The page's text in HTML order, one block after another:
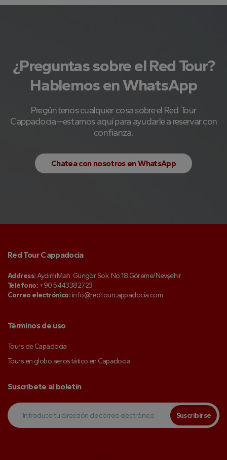
¿Preguntas sobre el Red Tour?
Hablemos en WhatsApp
Pregúntenos cualquier cosa sobre el Red Tour
Cappadocia—estamos aquí para ayudarle a reservar con
confianza.
Chatea con nosotros en WhatsApp
Red Tour Cappadocia
Address:Aydınlı Mah. Güngör Sok. No:18 Göreme/Nevşehir
Teléfono:+90 5443382723
Correo electrónico: info@redtourcappadocia.com
Términos de uso
Tours de Capadocia
Tours en globo aerostático en Capadocia
Suscríbete al boletín
Suscribirse